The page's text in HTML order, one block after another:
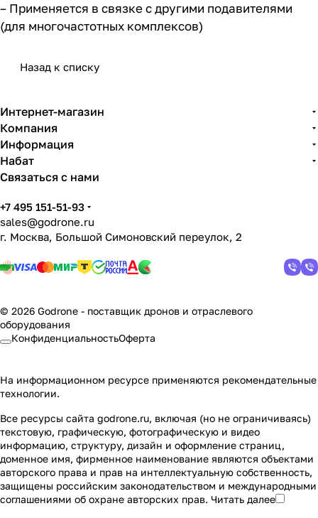
– Применяется в связке с другими подавителями
(для многочастотных комплексов)
Назад к списку
Интернет-магазин
Компания
Информация
Набат
Связаться с нами
+7 495 151-51-93
sales@godrone.ru
г. Москва, Большой Симоновский переулок, 2
© 2026 Godrone - поставщик дронов и отраслевого
оборудования
КонфиденциальностьОферта
На информационном ресурсе применяются рекомендательные
технологии.
Все ресурсы сайта godrone.ru, включая (но не ограничиваясь)
текстовую, графическую, фотографическую и видео
информацию, структуру, дизайн и оформление страниц,
доменное имя, фирменное наименование являются объектами
авторского права и прав на интеллектуальную собственность,
защищены российским законодательством и международными
соглашениями об охране авторских прав. Читать далее